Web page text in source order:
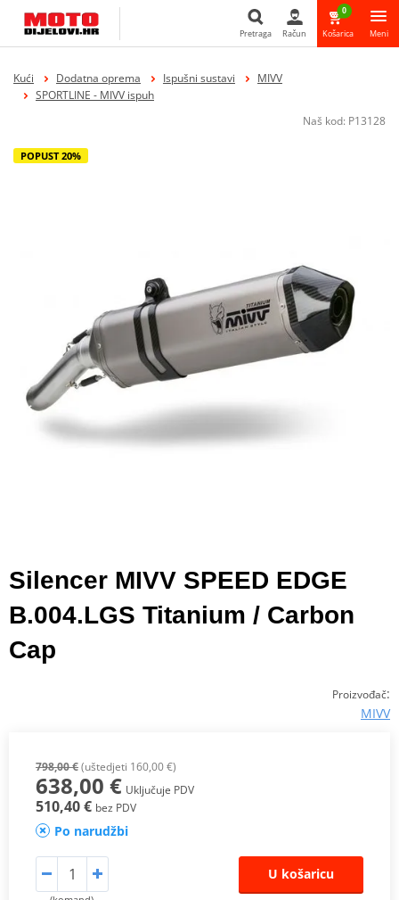
Pretraga Račun
0
Košarica Meni
Kući Dodatna oprema Ispušni sustavi
MIVV
SPORTLINE - MIVV ispuh
Naš kod: P13128
POPUST 20%
Silencer MIVV SPEED EDGE
B.004.LGS Titanium / Carbon
Cap
Proizvođač:
MIVV
798,00 €(uštedjeti 160,00 €)
638,00 € Uključuje PDV
510,40 € bez PDV
Po narudžbi
U košaricu